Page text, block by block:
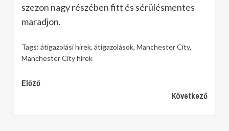
szezon nagy részében fitt és sérülésmentes
maradjon.
Tags: átigazolási hírek, átigazolások, Manchester City,
Manchester City hírek
Continue
Előző
Következő